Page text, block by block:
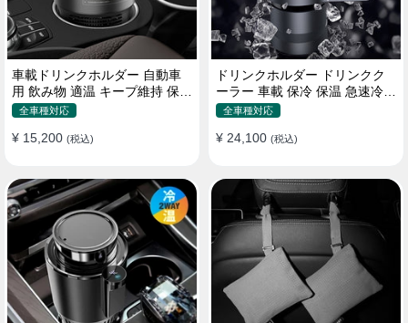
車載ドリンクホルダー 自動車
用 飲み物 適温 キープ維持 保温
冷機能付き
全車種対応
¥ 15,200 (税込)
ドリンクホルダー ドリンクク
ーラー 車載 保冷 保温 急速冷却
缶対応
全車種対応
¥ 24,100 (税込)